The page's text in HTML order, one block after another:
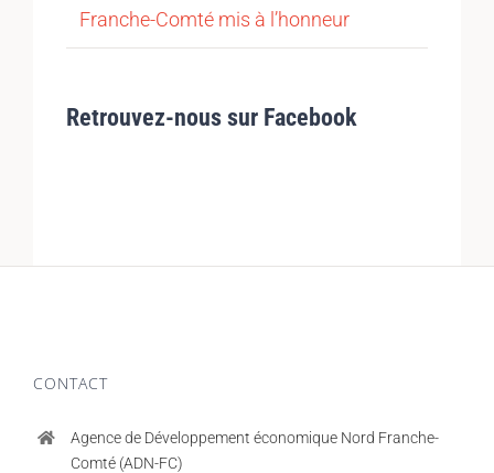
Franche-Comté mis à l’honneur
Retrouvez-nous sur Facebook
CONTACT
Agence de Développement économique Nord Franche-
Comté (ADN-FC)